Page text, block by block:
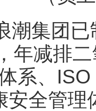
潮集团
年减排
系、
安全管